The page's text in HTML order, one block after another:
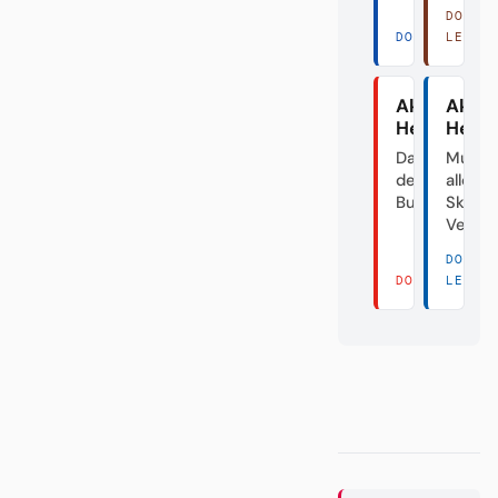
DORT LESEN
DORT
LESEN
Akte
Das Dorf in
der
Bundesliga
DORT LESEN
Akte
aller
DORT
LESEN